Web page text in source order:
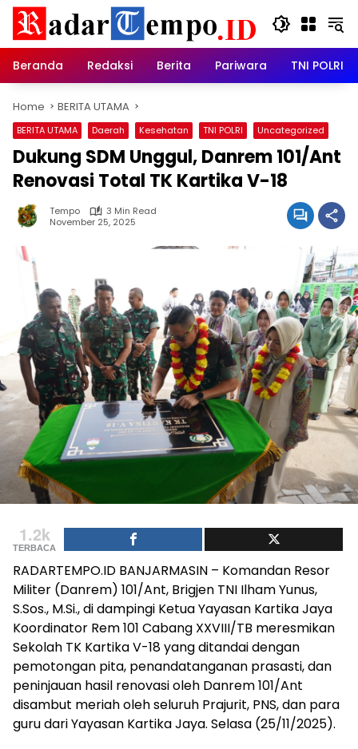
Skip
content
Beranda
Redaksi Berita Pariwara TNI POLRI
Home BERITA UTAMA
BERITA UTAMA Daerah Kesehatan TNI POLRI Uncategorized
Dukung SDM Unggul, Danrem 101/Ant
Renovasi Total TK Kartika V-18
Tempo
3 Min Read
November 25, 2025
1.2k
TERBACA
RADARTEMPO.ID BANJARMASIN – Komandan Resor
Militer (Danrem) 101/Ant, Brigjen TNI Ilham Yunus,
S.Sos., M.Si., di dampingi Ketua Yayasan Kartika Jaya
Koordinator Rem 101 Cabang XXVIII/TB meresmikan
Sekolah TK Kartika V-18 yang ditandai dengan
pemotongan pita, penandatanganan prasasti, dan
peninjauan hasil renovasi oleh Danrem 101/Ant
disambut meriah oleh seluruh Prajurit, PNS, dan para
guru dari Yayasan Kartika Jaya. Selasa (25/11/2025).